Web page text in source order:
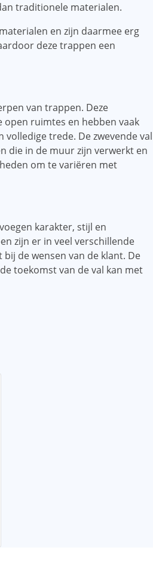
traditionele materialen.
en zijn daarmee erg
deze trappen een
van trappen. Deze
ruimtes en hebben vaak
trede. De zwevende val
die in de muur zijn verwerkt en
om te variëren met
karakter, stijl en
zijn er in veel verschillende
de wensen van de klant. De
toekomst van de val kan met